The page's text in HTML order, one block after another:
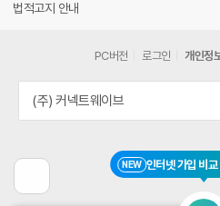
NEW 인터넷 가입 비
법적고지 안내
전
PC버전 로그인 개인정
(주) 커넥트웨이브